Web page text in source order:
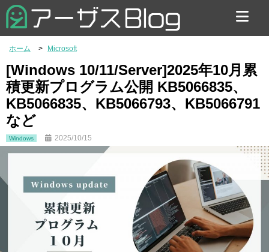
お問い合わせ
ホーム Microsoft
[Windows 10/11/Server]2025年10月累
積更新プログラム公開 KB5066835、
KB5066835、KB5066793、KB5066791
など
Windows 2025/10/15